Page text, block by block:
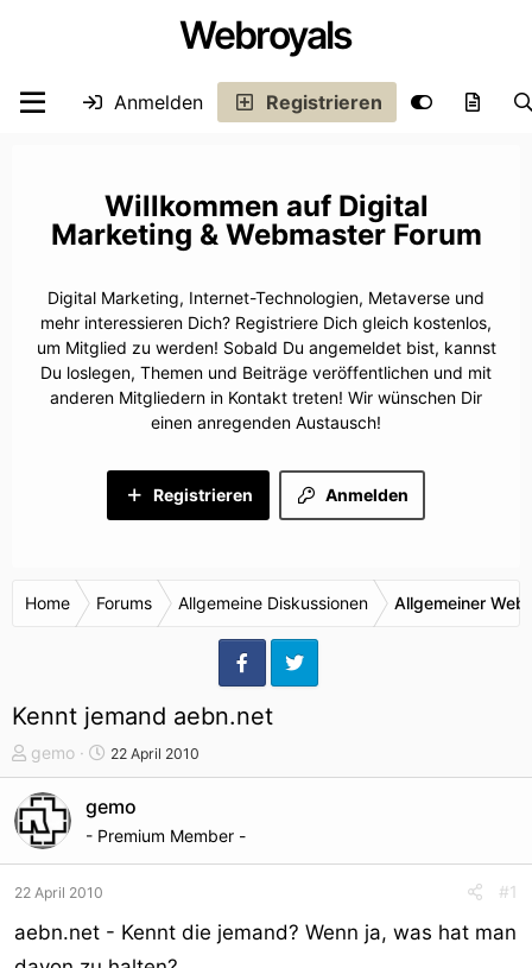
Webroyals
Anmelden Registrieren
Digital
Marketing & Webmaster Forum
Digital Marketing, Internet-Technologien, Metaverse und
mehr interessieren Dich? Registriere Dich gleich kostenlos,
um Mitglied zu werden! Sobald Du angemeldet bist, kannst
Du loslegen, Themen und Beiträge veröffentlichen und mit
anderen Mitgliedern in Kontakt treten! Wir wünschen Dir
einen anregenden Austausch!
Anmelden
Registrieren
Home Forums Allgemeine Diskussionen Allgemeiner
Kennt jemand aebn.net
T
h
e
m
e
s
t
gemo
S
t
a
22 April 2010
gemo
- Premium Member -
22 April 2010 #1
aebn.net - Kennt die jemand? Wenn ja, was hat man